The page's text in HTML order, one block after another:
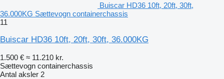
Buiscar HD36 10ft, 20ft, 30ft,
36.000KG Sættevogn containerchassis
11
Buiscar HD36 10ft, 20ft, 30ft, 36.000KG
1.500 € ≈ 11.210 kr.
Sættevogn containerchassis
Antal aksler 2